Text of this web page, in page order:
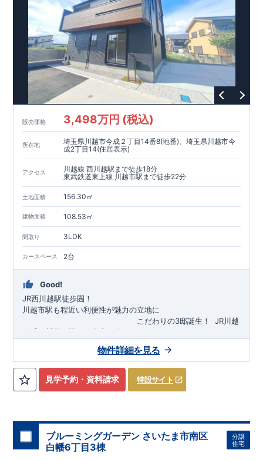
販売価格 3,498万円 (税込)
所在地
埼玉県川越市今成２丁目14番8(地番)、埼玉県川越市今
成2丁目14(住居表示)
アクセス
川越線 西川越駅まで徒歩18分
東武鉄道東上線 川越市駅まで徒歩22分
土地面積 156.30㎡
建物面積 108.53㎡
間取り 3LDK
カースペース 2台
Good!
JR西川越駅徒歩圏！
川越市駅も程近い利便性が魅力の立地に
こだわりの3邸誕生！
​JR川越
線「 西川越 」駅まで徒歩18 分
」駅まで徒歩22分​
自転車約7分（約1740ｍ）
​
​◆設計・建設性能評価ｗ取得！​◎性能評価とは
住宅性能評価】
​ 建物設計段階で、国が定めた
この住宅の評価​国が定めた耐震等級で最高の３を取得！地
震に強い住宅です！ ​冬は暖かく夏は涼しくて快適♪ 省エネ
に優れた断熱等性能５を取得！ ​ ​その他項目も評価を受けて
性能に特化した住宅です！
幼稚園、保育園までは 徒歩3分
広々とした敷地！​敷地は34～40坪超！​LDKは16～19帖！​
3（4）LDK～4LDKの間取りプラン採用！ ​​◆こだわりの内
装！ ​ 2階洋室のうち一室は 開放的な勾配天井
暖房機付き！​食洗機付きシステムキッチン！​平日、休日
時間帯問わずご案内可能です！​お気軽にお問い合わせくださ
い！
【お問い合わせ】TEL： 048-710-5571(営業時間 9:30～
18:30 火水定休日)
見学予約・資料請求 特設サイト
物件詳細を見る
ブルーミングガーデン さいたま市南区
白幡6丁目3棟
分譲
住宅